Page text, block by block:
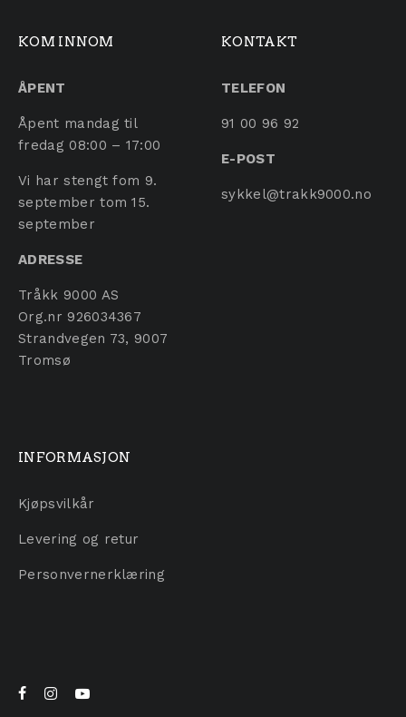
KOM INNOM
ÅPENT
Åpent mandag til
fredag 08:00 – 17:00
Vi har stengt fom 9.
september tom 15.
september
ADRESSE
Tråkk 9000 AS
Org.nr 926034367
Strandvegen 73, 9007
Tromsø
KONTAKT
TELEFON
91 00 96 92
E-POST
sykkel@trakk9000.no
INFORMASJON
Kjøpsvilkår
Levering og retur
Personvernerklæring